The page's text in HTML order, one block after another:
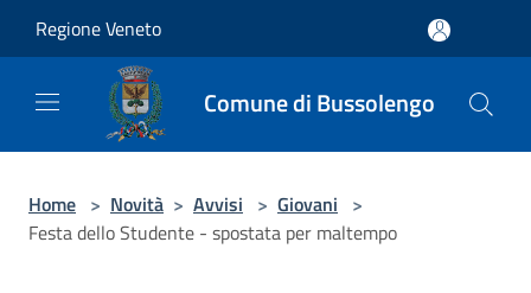
Regione Veneto
Comune di Bussolengo
Home > Novità > Avvisi > Giovani >
Festa dello Studente - spostata per maltempo